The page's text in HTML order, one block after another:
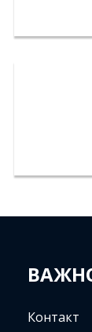
Контакт